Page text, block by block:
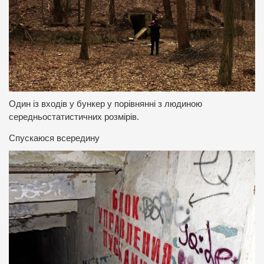
Один із входів у бункер у порівнянні з людиною
середньостатистичних розмірів.
Спускаюся всередину